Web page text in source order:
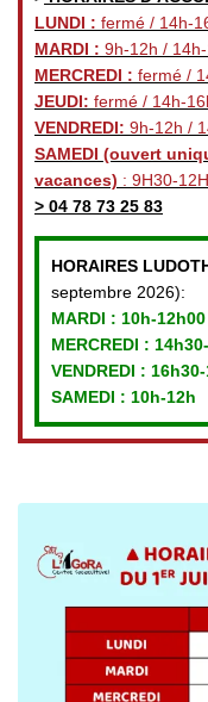
LUNDI : fermé / 14h-
MARDI : 9h-12h /
MERCREDI : fermé /
JEUDI: fermé / 14h-
VENDREDI: 9h-12h /
SAMEDI (ouvert
vacances) : 9H30-12H
> 04 78 73 25 83
HORAIRES
septembre 2026):
MARDI : 10h-12h00
MERCREDI :
VENDREDI :
SAMEDI : 10h-12h